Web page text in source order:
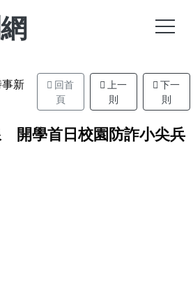
新
回首
頁
上一
則
下一
則
開學首日校園防詐小尖兵